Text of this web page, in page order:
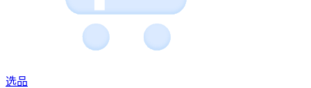
选品